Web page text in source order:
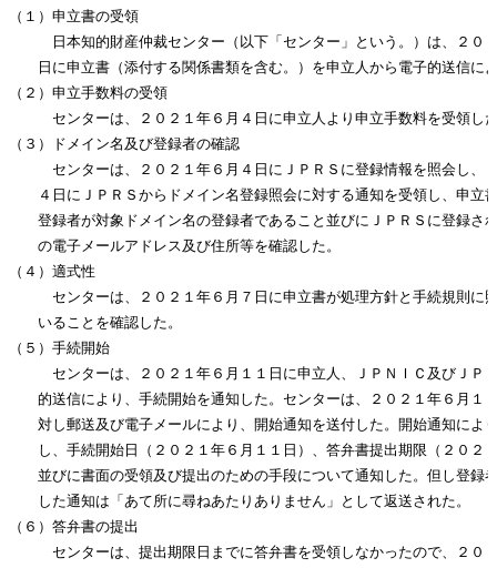
（１）申立書の受領
日本知的財産仲裁センター（以下「センター」という。）は、２０
日に申立書（添付する関係書類を含む。）を申立人から電子的送信に
（２）申立手数料の受領
センターは、２０２１年６月４日に申立人より申立手数料を受領し
（３）ドメイン名及び登録者の確認
センターは、２０２１年６月４日にＪＰＲＳに登録情報を照会し、
４日にＪＰＲＳからドメイン名登録照会に対する通知を受領し、申立
登録者が対象ドメイン名の登録者であること並びにＪＰＲＳに登録さ
の電子メールアドレス及び住所等を確認した。
（４）適式性
センターは、２０２１年６月７日に申立書が処理方針と手続規則に
いることを確認した。
（５）手続開始
センターは、２０２１年６月１１日に申立人、ＪＰＮＩＣ及びＪＰ
的送信により、手続開始を通知した。センターは、２０２１年６月１
対し郵送及び電子メールにより、開始通知を送付した。開始通知によ
し、手続開始日（２０２１年６月１１日）、答弁書提出期限（２０２
並びに書面の受領及び提出のための手段について通知した。但し登録
した通知は「あて所に尋ねあたりありません」として返送された。
（６）答弁書の提出
センターは、提出期限日までに答弁書を受領しなかったので、２０